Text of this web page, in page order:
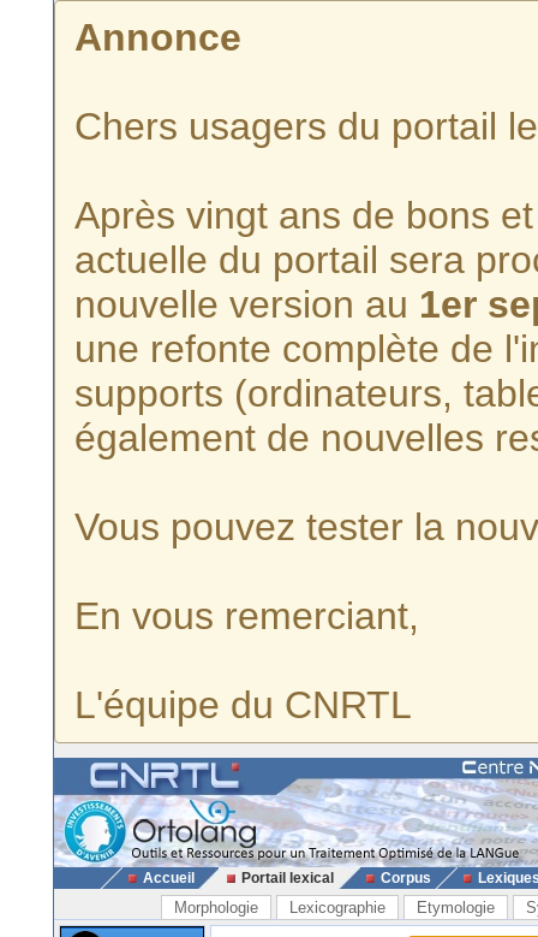
Annonce
Chers usagers du portail
Après vingt ans de bons
actuelle du portail sera
nouvelle version au 1er
une refonte complète de
supports (ordinateurs,
également de nouvelles
Vous pouvez tester la
En vous remerciant,
L'équipe du CNRTL
Accueil Portail lexical Corpus
Morphologie Lexicographie Etymologie